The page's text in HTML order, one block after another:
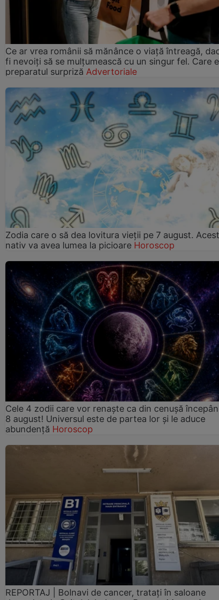
Ce ar vrea românii să mănânce o viață întreagă,
fi nevoiți să se mulțumească cu un singur fel. Care e
preparatul surpriză Advertoriale
Zodia care o să dea lovitura vieții pe 7 august. Acest
nativ va avea lumea la picioare Horoscop
Cele 4 zodii care vor renaște ca din cenușă
8 august! Universul este de partea lor și le aduce
abundență Horoscop
REPORTAJ | Bolnavi de cancer, tratați în saloane